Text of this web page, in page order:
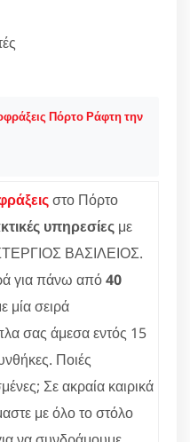
Πόρτο Ράφτη την
στο Πόρτο
υπηρεσίες με
ΒΑΣΙΛΕΙΟΣ.
για πάνω από40
μία σειρά
σας άμεσα εντός 15
Ποιές
Σε ακραία καιρικά
με όλο το στόλο